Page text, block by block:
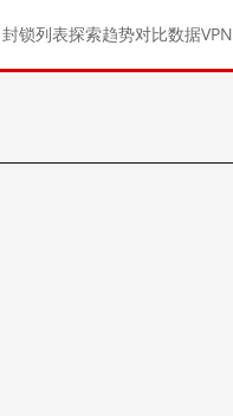
封锁列表探索趋势对比数据VPN